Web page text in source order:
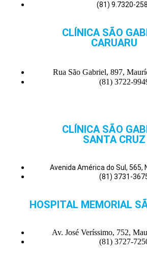
(81) 9.7320-
CLÍNICA SÃO
CARUARU
Rua São Gabriel, 897,
(81) 3722-
CLÍNICA SÃO
SANTA CRUZ
Avenida América do Sul, 565,
(81) 3731-
HOSPITAL MEMORIAL
Av. José Veríssimo, 752,
(81) 3727-